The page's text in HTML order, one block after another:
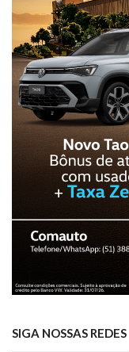
SIGA NOSSAS REDES